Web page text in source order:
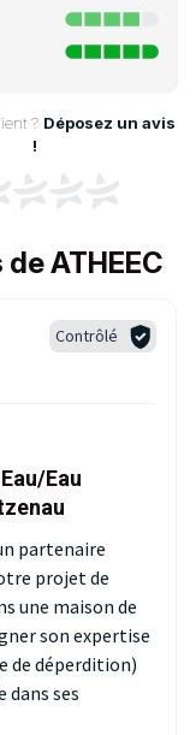
? Déposez un avis
!
ATHEEC
Contrôlé
Eau
partenaire
projet de
une maison de
son expertise
de déperdition)
ses